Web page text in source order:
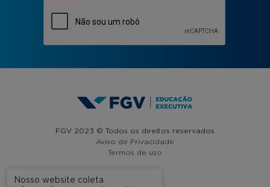
FGV 2023 © Todos os direitos reservados
Aviso de Privacidade
Termos de uso
Nosso website coleta